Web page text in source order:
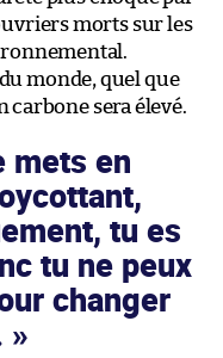
morts sur les
monde, quel que
carbone sera élevé.
mets en
tu es
tu ne peux
changer